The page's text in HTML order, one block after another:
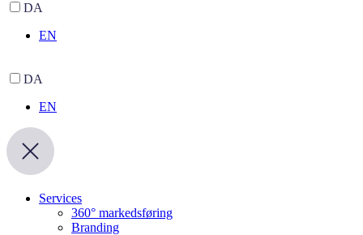
DA
EN
DA
EN
Services
360° markedsføring
Branding